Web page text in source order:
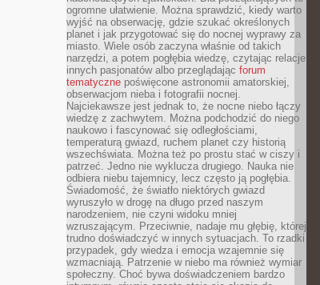
ogromne ułatwienie. Można sprawdzić, kiedy warto
wyjść na obserwację, gdzie szukać określonych
planet i jak przygotować się do nocnej wyprawy za
miasto. Wiele osób zaczyna właśnie od takich
narzędzi, a potem pogłębia wiedzę, czytając relacje
innych pasjonatów albo przeglądając forum
tematyczne poświęcone astronomii amatorskiej,
obserwacjom nieba i fotografii nocnej.
Najciekawsze jest jednak to, że nocne niebo łączy
wiedzę z zachwytem. Można podchodzić do niego
naukowo i fascynować się odległościami,
temperaturą gwiazd, ruchem planet czy historią
wszechświata. Można też po prostu stać w ciszy i
patrzeć. Jedno nie wyklucza drugiego. Nauka nie
odbiera niebu tajemnicy, lecz często ją pogłębia.
Świadomość, że światło niektórych gwiazd
wyruszyło w drogę na długo przed naszym
narodzeniem, nie czyni widoku mniej
wzruszającym. Przeciwnie, nadaje mu głębię, której
trudno doświadczyć w innych sytuacjach. To rzadki
przypadek, gdy wiedza i emocja wzajemnie się
wzmacniają. Patrzenie w niebo ma również wymiar
społeczny. Choć bywa doświadczeniem bardzo